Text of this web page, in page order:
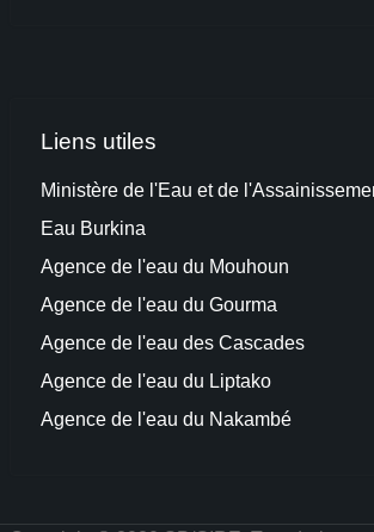
Liens utiles
Ministère de l'Eau et de
Eau Burkina
Agence de l'eau du Mouhoun
Agence de l'eau du Gourma
Agence de l'eau des Cascades
Agence de l'eau du Liptako
Agence de l'eau du Nakambé